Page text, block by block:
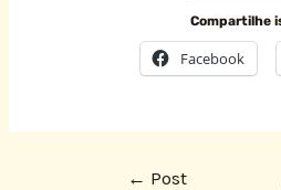
Compartilhe
Facebook
← Post